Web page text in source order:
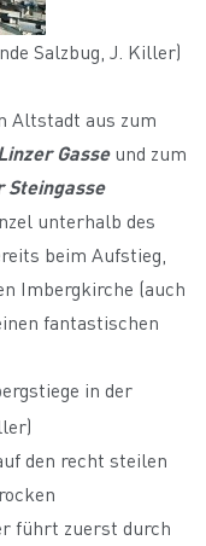
Salzbug, J. Killer)
Altstadt aus zum
Gasseund zum
Steingasse
unterhalb des
beim Aufstieg,
Imbergkirche (auch
fantastischen
in der
den recht steilen
führt zuerst durch